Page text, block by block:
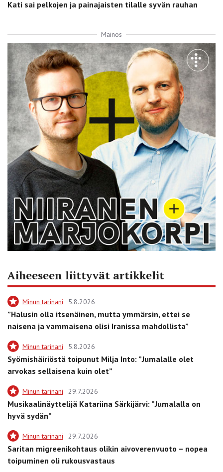
Kati sai pelkojen ja painajaisten tilalle syvän rauhan
Mainos
Aiheeseen liittyvät artikkelit
Minun tarinani 5.8.2026
”Halusin olla itsenäinen, mutta ymmärsin, ettei se
naisena ja vammaisena olisi Iranissa mahdollista”
Minun tarinani 5.8.2026
Syömishäiriöstä toipunut Milja Into: ”Jumalalle olet
arvokas sellaisena kuin olet”
Minun tarinani 29.7.2026
Musikaalinäyttelijä Katariina Särkijärvi: ”Jumalalla on
hyvä sydän”
Minun tarinani 29.7.2026
Saritan migreenikohtaus olikin aivoverenvuoto – nopea
toipuminen oli rukousvastaus